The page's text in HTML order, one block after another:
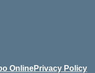
OnlinePrivacy Policy